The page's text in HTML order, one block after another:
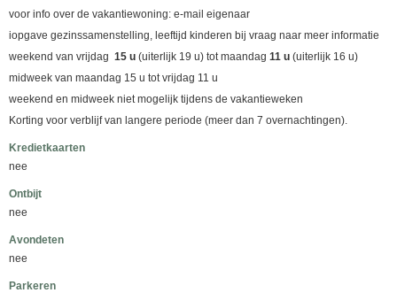
voor info over de vakantiewoning: e-mail eigenaar
iopgave gezinssamenstelling, leeftijd kinderen bij vraag naar meer informatie
weekend van vrijdag 15 u (uiterlijk 19 u) tot maandag 11 u (uiterlijk 16 u)
midweek van maandag 15 u tot vrijdag 11 u
weekend en midweek niet mogelijk tijdens de vakantieweken
Korting voor verblijf van langere periode (meer dan 7 overnachtingen).
Kredietkaarten
nee
Ontbijt
nee
Avondeten
nee
Parkeren